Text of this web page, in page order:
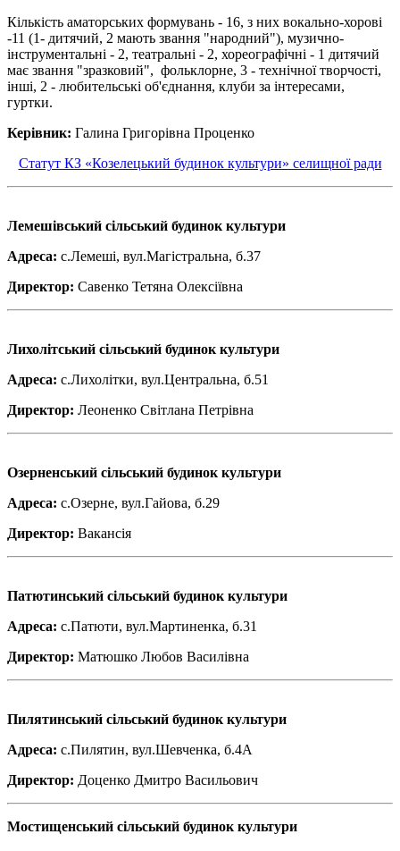
Кількість аматорських формувань - 16, з них вокально-хорові
-11 (1- дитячий, 2 мають звання "народний"), музично-
інструментальні - 2, театральні - 2, хореографічні - 1 дитячий
має звання "зразковий", фольклорне, 3 - технічної творчості,
інші, 2 - любительські об'єднання, клуби за інтересами,
гуртки.
Керівник: Галина Григорівна Проценко
Статут КЗ «Козелецький будинок культури» селищної ради
Лемешівський сільський будинок культури
Адреса: с.Лемеші, вул.Магістральна, б.37
Директор: Савенко Тетяна Олексіївна
Лихолітський сільський будинок культури
Адреса: с.Лихолітки, вул.Центральна, б.51
Директор: Леоненко Світлана Петрівна
Озерненський сільський будинок культури
Адреса: с.Озерне, вул.Гайова, б.29
Директор: Вакансія
Патютинський сільський будинок культури
Адреса: с.Патюти, вул.Мартиненка, б.31
Директор: Матюшко Любов Василівна
Пилятинський сільський будинок культури
Адреса: с.Пилятин, вул.Шевченка, б.4А
Директор: Доценко Дмитро Васильович
Мостищенський сільський будинок культури